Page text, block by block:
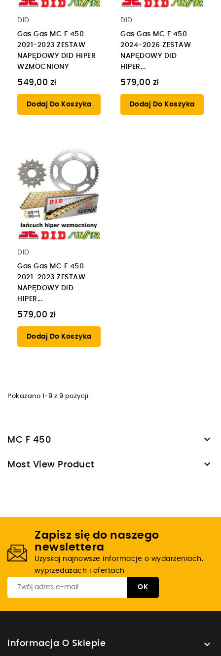
DID
Gas Gas MC F 450
2021-2023 ZESTAW
NAPĘDOWY DID HIPER
WZMOCNIONY
549,00 zł
Dodaj Do Koszyka
DID
Gas Gas MC F 450
2024-2026 ZESTAW
NAPĘDOWY DID
HIPER...
579,00 zł
Dodaj Do Koszyka
DID
Gas Gas MC F 450
2021-2023 ZESTAW
NAPĘDOWY DID
HIPER...
579,00 zł
Dodaj Do Koszyka
Pokazano 1-9 z 9 pozycji
MC F 450 
Most View Product 
Zapisz się do naszego
newslettera
Uzyskaj najnowsze informacje o wydarzeniach,
wyprzedażach i ofertach
Informacja O Sklepie 